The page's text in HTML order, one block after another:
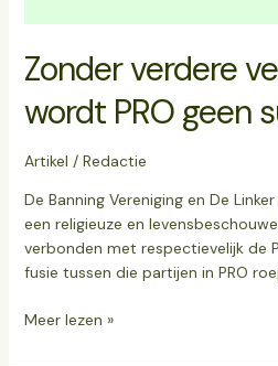
Zonder verdere
wordt PRO geen
Artikel / Redactie
De Banning Vereniging en De
een religieuze en
verbonden met respectievelijk de
fusie tussen die partijen in PRO
Meer lezen »